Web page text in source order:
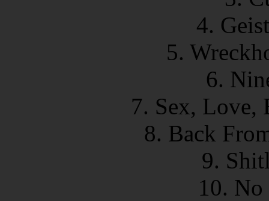
4.
5.
6.
7. Sex, Love,
8. Back
9.
10.